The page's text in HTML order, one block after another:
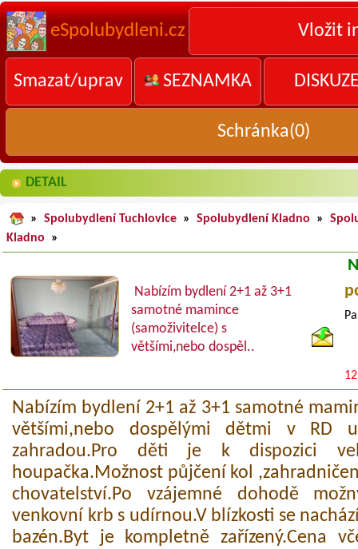
eSpolubydleni.cz Vložit
Smazat/uprav SEZNAMKA
Schránka(0)
DETAIL
» Spolubydlení Tuchlovice » Spolubydlení Kladno »
Kladno
»
Nabízím bydlení 2+1 až 3+1
samotné mamince
(samoživitelce) s
většími,nebo dospěl..
Nabízím bydlení 2+1 až 3+1 samotné
většími,nebo dospělými dětmi v RD
zahradou.Pro děti je k dispozici
houpačka.Možnost půjčení kol
chovatelství.Po vzájemné dohodě
venkovní krb s udírnou.V blízkosti se
bazén.Byt je kompletně zařízený.Cena